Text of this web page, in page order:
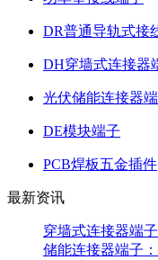
DR普通导轨式接
DH穿墙式连接器
光伏储能连接器
DE模块端子
PCB焊板五金插件
最新资讯
穿墙式连接器端
储能连接器端子